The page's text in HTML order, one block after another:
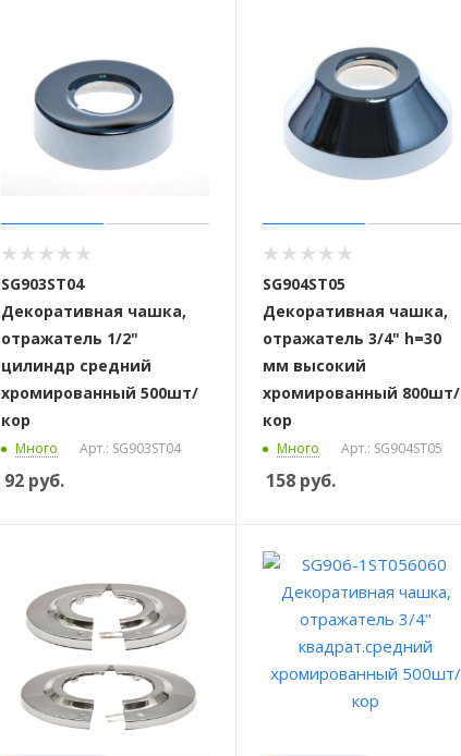
SG903ST04
Декоративная чашка,
отражатель 1/2"
цилиндр средний
хромированный 500шт/
кор
Много Арт.: SG903ST04
92 руб.
SG904ST05
Декоративная чашка,
отражатель 3/4" h=30
мм высокий
хромированный 800шт/
кор
Много Арт.: SG904ST05
158руб.